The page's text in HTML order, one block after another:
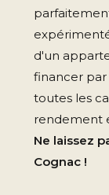
d'un
financer
toutes les
rendement
Ne laissez
Cognac !